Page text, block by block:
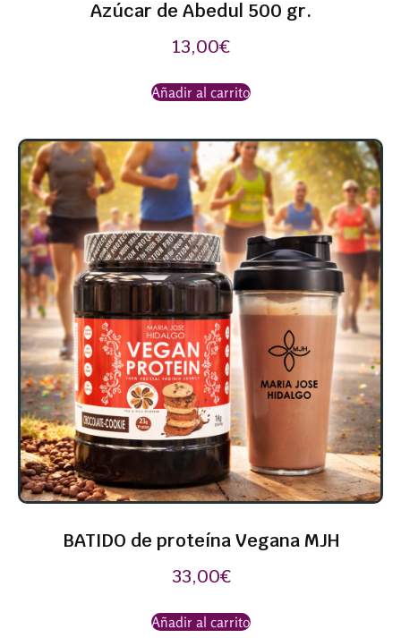
Azúcar de Abedul 500 gr.
13,00€
Añadir al carrito
BATIDO de proteína Vegana MJH
33,00€
Añadir al carrito